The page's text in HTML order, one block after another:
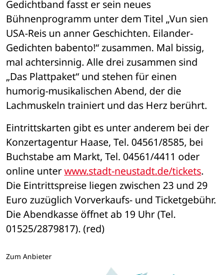
Gedichtband fasst er sein neues
Bühnenprogramm unter dem Titel „Vun sien
USA-Reis un anner Geschichten. Eilander-
Gedichten babento!“ zusammen. Mal bissig,
mal achtersinnig. Alle drei zusammen sind
„Das Plattpaket“ und stehen für einen
humorig-musikalischen Abend, der die
Lachmuskeln trainiert und das Herz berührt.
Eintrittskarten gibt es unter anderem bei der
Konzertagentur Haase, Tel. 04561/8585, bei
Buchstabe am Markt, Tel. 04561/4411 oder
online unter www.stadt-neustadt.de/tickets.
Die Eintrittspreise liegen zwischen 23 und 29
Euro zuzüglich Vorverkaufs- und Ticketgebühr.
Die Abendkasse öffnet ab 19 Uhr (Tel.
01525/2879817). (red)
Zum Anbieter